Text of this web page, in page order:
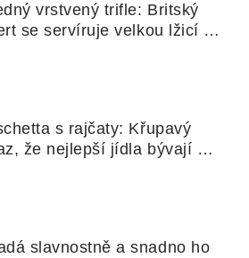
vrstvený trifle: Britský
se servíruje velkou lžicí
s rajčaty: Křupavý
že nejlepší jídla bývají
slavnostně a snadno ho